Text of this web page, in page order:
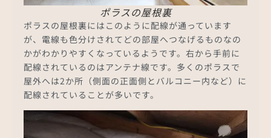
ポラスの屋根裏
ポラスの屋根裏にはこのように配線が通っています
が、電線も色分けされてどの部屋へつなげるものなの
かがわかりやすくなっているようです。右から手前に
配線されているのはアンテナ線です。多くのポラスで
屋外へは2か所（側面の正面側とバルコニー内など）に
配線されていることが多いです。